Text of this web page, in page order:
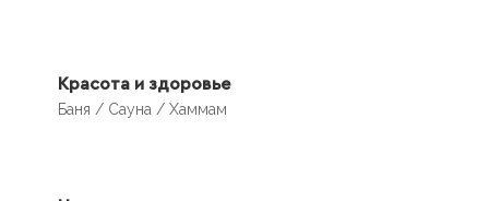
Красота и здоровье
Баня / Сауна / Хаммам